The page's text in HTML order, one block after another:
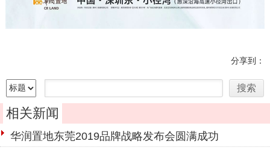
分享到：
相关新闻
华润置地东莞2019品牌战略发布会圆满成功